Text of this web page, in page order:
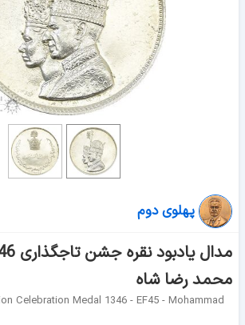
پهلوی دوم
محمد رضا شاه
Celebration Medal 1346 - EF45 - Mohammad